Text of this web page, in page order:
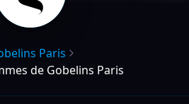
Paris
de Gobelins Paris